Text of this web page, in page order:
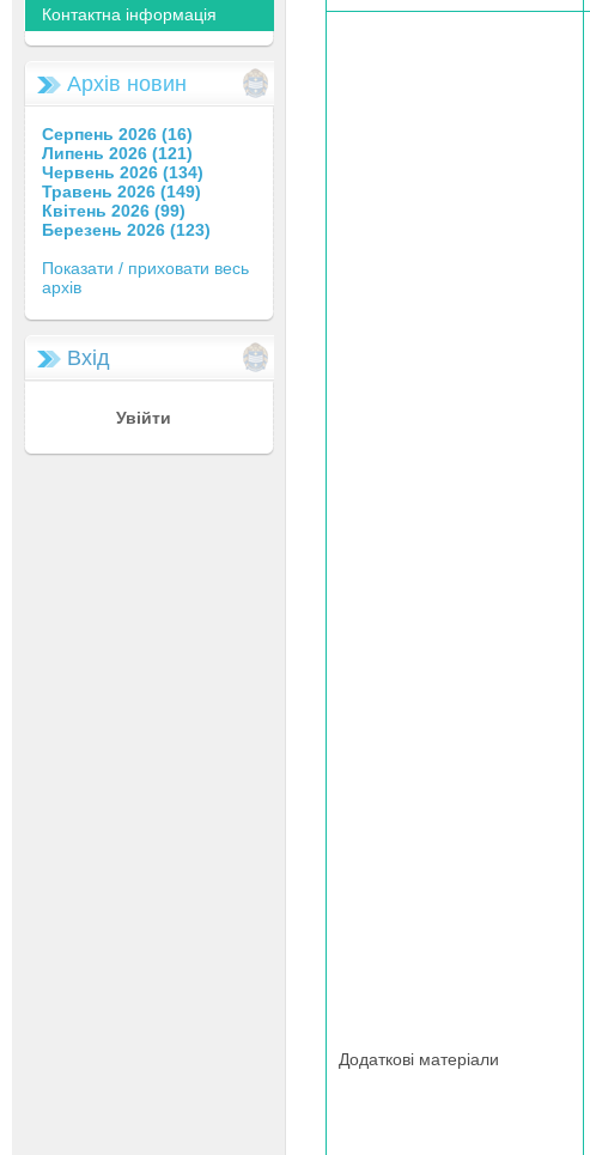
Контактна інформація
Архів новин
Серпень 2026 (16)
Липень 2026 (121)
Червень 2026 (134)
Травень 2026 (149)
Квітень 2026 (99)
Березень 2026 (123)
Показати / приховати весь
архів
Вхід
Увійти
Додаткові матеріали